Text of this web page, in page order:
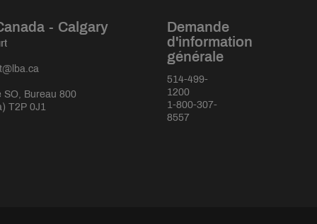
- Calgary
SO, Bureau 800
T2P 0J1
Demande
d'information
générale
514-499-
1200
1-800-307-
8557